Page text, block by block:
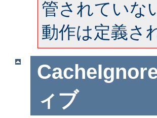
管されていな
動作は定義さ
ィブ